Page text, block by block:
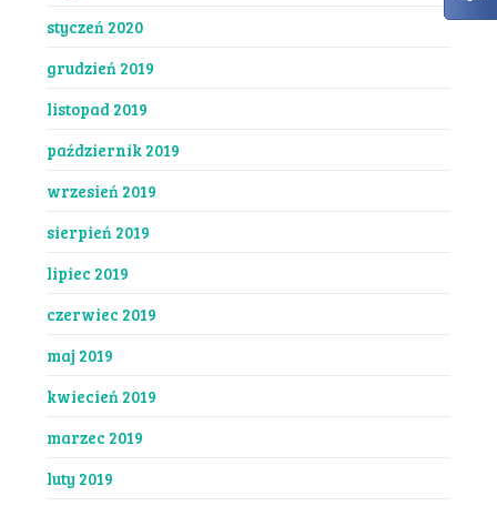
styczeń 2020
grudzień 2019
listopad 2019
październik 2019
wrzesień 2019
sierpień 2019
lipiec 2019
czerwiec 2019
maj 2019
kwiecień 2019
marzec 2019
luty 2019